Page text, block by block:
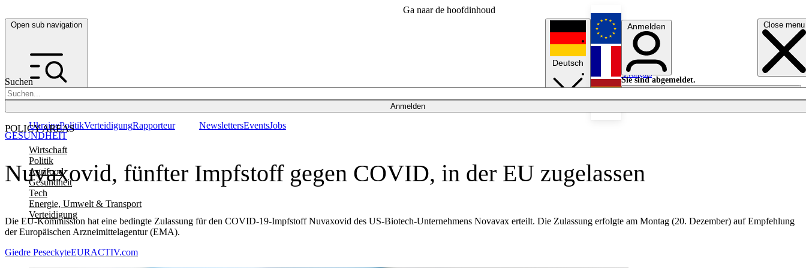
Ga naar de hoofdinhoud
Open sub navigation Close menu
Suchen
Anmelden
POLICY AREAS
Wirtschaft
Politik
Agrifood
Gesundheit
Tech
Energie, Umwelt & Transport
Verteidigung
UkrainePolitikVerteidigungRapporteur NewslettersEventsJobs
Deutsch
English
Français
Anmelden
Sie sind abgemeldet.
Anmelden
Licht aus
Nuvaxovid, fünfter Impfstoff gegen COVID, in der EU zugelassen
Die EU-Kommission hat eine bedingte Zulassung für den COVID-19-Impfstoff Nuvaxovid des US-Biotech-Unternehmens Novavax erteilt. Die Zulassung erfolgte am Montag (20. Dezember) auf Empfehlung
der Europäischen Arzneimittelagentur (EMA).
GESUNDHEIT
Giedre PeseckyteEURACTIV.com